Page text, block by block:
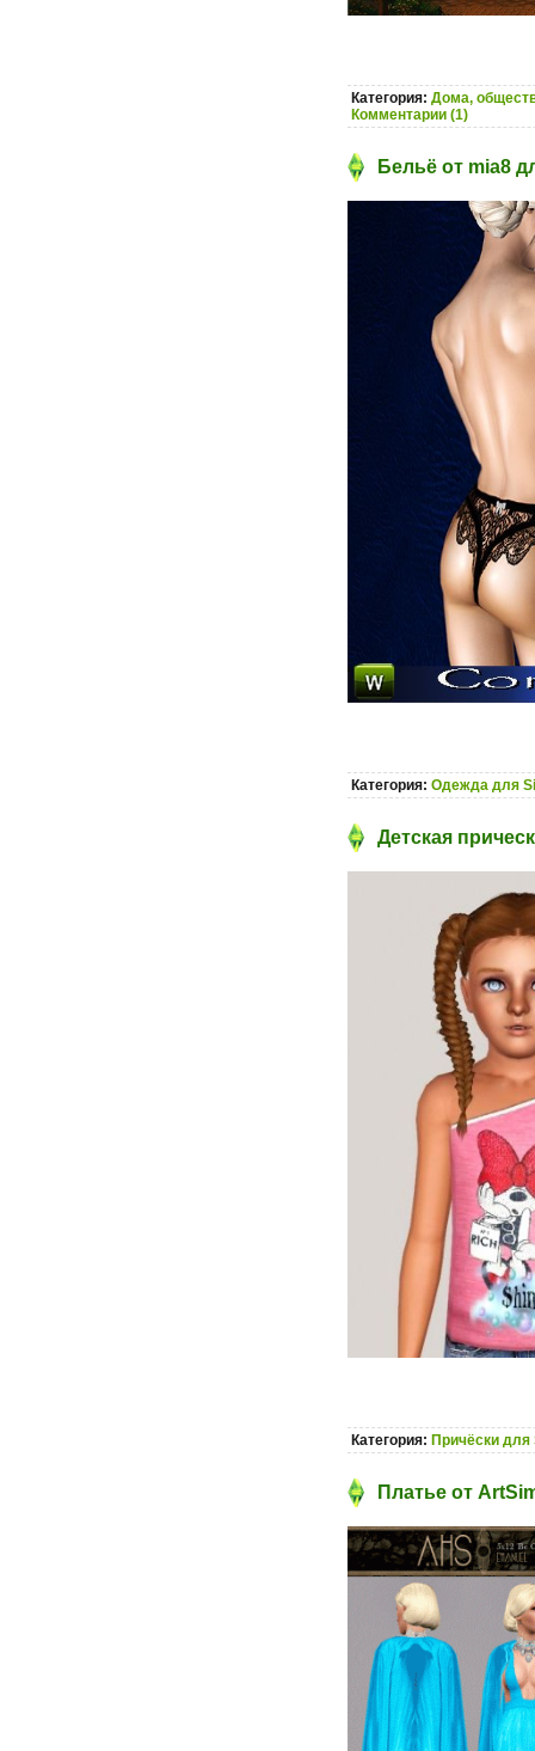
Категория: Дома,
Комментарии (1)
Бельё от mia8
Категория: Одежда для
Детская
Категория: Причёски для
Платье от